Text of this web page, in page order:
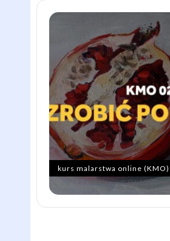
kurs malarstwa online (KMO)